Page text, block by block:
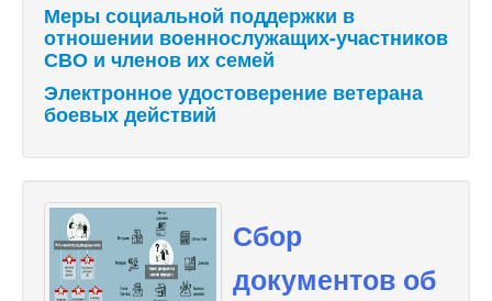
Меры социальной поддержки в
отношении военнослужащих-участников
СВО и членов их семей
Электронное удостоверение ветерана
боевых действий
Сбор
документов об